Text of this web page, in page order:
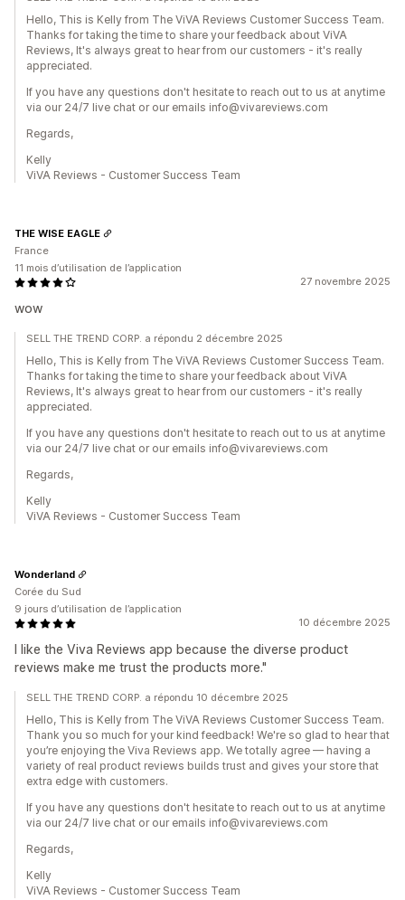
Hello, This is Kelly from The ViVA Reviews Customer Success Team.
Thanks for taking the time to share your feedback about ViVA
Reviews, It's always great to hear from our customers - it's really
appreciated.
If you have any questions don't hesitate to reach out to us at anytime
via our 24/7 live chat or our emails info@vivareviews.com
Regards,
Kelly
ViVA Reviews - Customer Success Team
27 novembre 2025
wow
THE WISE EAGLE
France
11 mois d’utilisation de l’application
SELL THE TREND CORP. a répondu 2 décembre 2025
Hello, This is Kelly from The ViVA Reviews Customer Success Team.
Thanks for taking the time to share your feedback about ViVA
Reviews, It's always great to hear from our customers - it's really
appreciated.
If you have any questions don't hesitate to reach out to us at anytime
via our 24/7 live chat or our emails info@vivareviews.com
Regards,
Kelly
ViVA Reviews - Customer Success Team
10 décembre 2025
I like the Viva Reviews app because the diverse product
reviews make me trust the products more."
Wonderland
Corée du Sud
9 jours d’utilisation de l’application
SELL THE TREND CORP. a répondu 10 décembre 2025
Hello, This is Kelly from The ViVA Reviews Customer Success Team.
Thank you so much for your kind feedback! We're so glad to hear that
you’re enjoying the Viva Reviews app. We totally agree — having a
variety of real product reviews builds trust and gives your store that
extra edge with customers.
If you have any questions don't hesitate to reach out to us at anytime
via our 24/7 live chat or our emails info@vivareviews.com
Regards,
Kelly
ViVA Reviews - Customer Success Team